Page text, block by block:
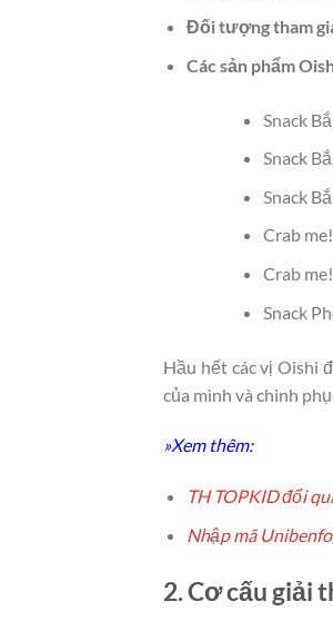
Đối tượng tham
Các sản phẩm
Snack
Snack
Snack
Crab
Crab
Snack
Hầu hết các vị Oishi
của mình và chinh
»Xem thêm:
TH TOPKID đổi
Nhập mã
2. Cơ cấu giải